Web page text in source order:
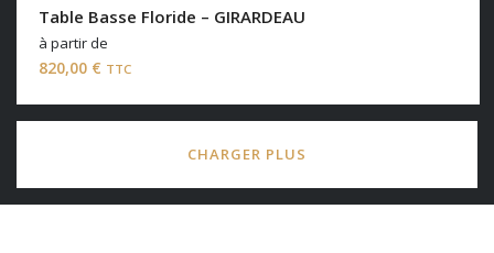
Table Basse Floride – GIRARDEAU
à partir de
820,00 € TTC
CHARGER PLUS